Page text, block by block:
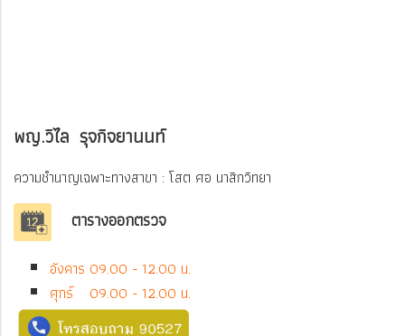
พญ.วิไล รุจกิจยานนท์
ความชำนาญเฉพาะทางสาขา : โสต ศอ นาสิกวิทยา
ตารางออกตรวจ
อังคาร 09.00 - 12.00 น.
ศุกร์ 09.00 - 12.00 น.